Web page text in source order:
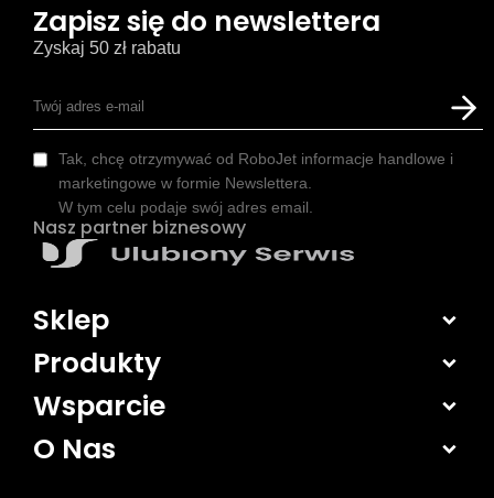
Sklep
Produkty
Wsparcie
O Nas
Zapisz się do newslettera
Zyskaj 50 zł rabatu
Tak, chcę otrzymywać od RoboJet informacje handlowe i
marketingowe w formie Newslettera.
W tym celu podaje swój adres email.
Nasz partner biznesowy